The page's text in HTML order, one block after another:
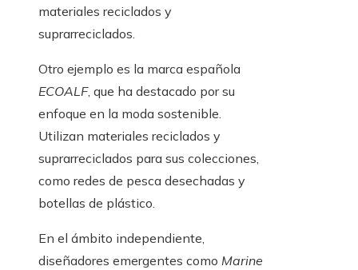
materiales reciclados y
suprarreciclados.
Otro ejemplo es la marca española
ECOALF, que ha destacado por su
enfoque en la moda sostenible.
Utilizan materiales reciclados y
suprarreciclados para sus colecciones,
como redes de pesca desechadas y
botellas de plástico.
En el ámbito independiente,
diseñadores emergentes como Marine